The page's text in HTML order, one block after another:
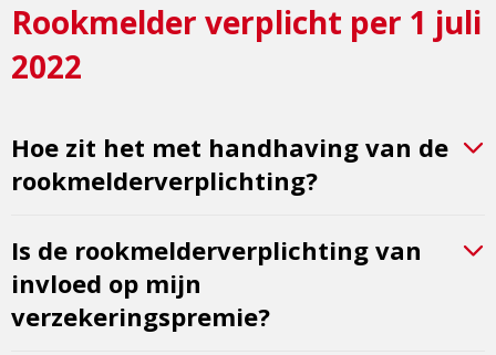
Rookmelder verplicht per 1 juli
2022
Hoe zit het met handhaving van de
rookmelderverplichting?
Is de rookmelderverplichting van
invloed op mijn
verzekeringspremie?